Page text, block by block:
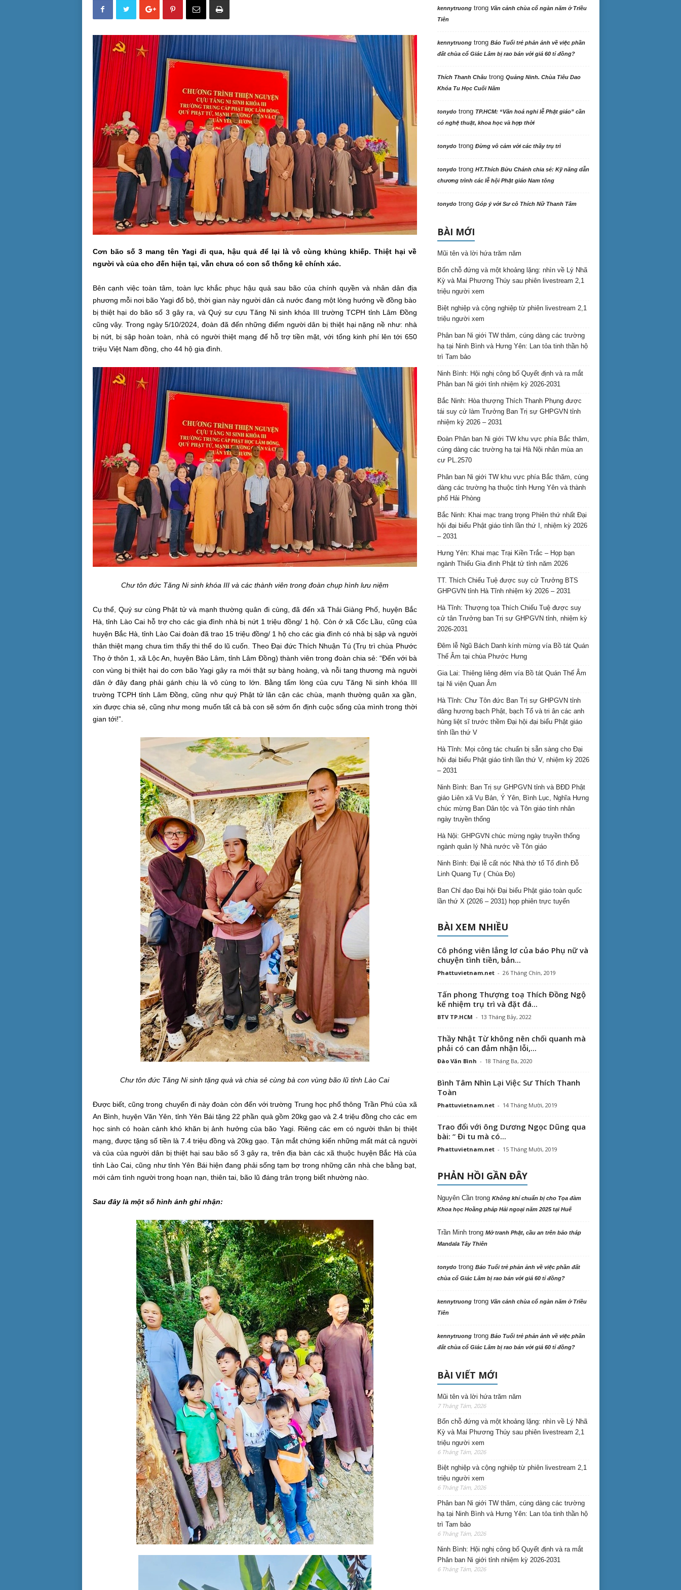
Cơn bão số 3 mang tên Yagi đi qua, hậu quả để lại là vô cùng khủng khiếp. Thiệt hại về
người và của cho đến hiện tại, vẫn chưa có con số thống kê chính xác.
Bên cạnh việc toàn tâm, toàn lực khắc phục hậu quả sau bão của chính quyền và nhân dân địa
phương mỗi nơi bão Yagi đổ bộ, thời gian này người dân cả nước đang một lòng hướng về đồng bào
bị thiệt hại do bão số 3 gây ra, và Quý sư cựu Tăng Ni sinh khóa III trường TCPH tỉnh Lâm Đồng
cũng vậy. Trong ngày 5/10/2024, đoàn đã đến những điểm người dân bị thiệt hại nặng nề như: nhà
bị nứt, bị sập hoàn toàn, nhà có người thiệt mạng để hỗ trợ tiền mặt, với tổng kinh phí lên tới 650
triệu Việt Nam đồng, cho 44 hộ gia đình.
Chư tôn đức Tăng Ni sinh khóa III và các thành viên trong đoàn chụp hình lưu niệm
Cụ thể, Quý sư cùng Phật tử và mạnh thường quân đi cùng, đã đến xã Thải Giàng Phố, huyện Bắc
Hà, tỉnh Lào Cai hỗ trợ cho các gia đình nhà bị nứt 1 triệu đồng/ 1 hộ. Còn ở xã Cốc Lầu, cũng của
huyện Bắc Hà, tỉnh Lào Cai đoàn đã trao 15 triệu đồng/ 1 hộ cho các gia đình có nhà bị sập và người
thân thiệt mạng chưa tìm thấy thi thể do lũ cuốn. Theo Đại đức Thích Nhuận Tú (Trụ trì chùa Phước
Thọ ở thôn 1, xã Lộc An, huyện Bảo Lâm, tỉnh Lâm Đồng) thành viên trong đoàn chia sẻ: “Đến với bà
con vùng bị thiệt hại do cơn bão Yagi gây ra mới thật sự bàng hoàng, và nỗi tang thương mà người
dân ở đây đang phải gánh chịu là vô cùng to lớn. Bằng tấm lòng của cựu Tăng Ni sinh khóa III
trường TCPH tỉnh Lâm Đồng, cũng như quý Phật tử lân cận các chùa, mạnh thường quân xa gần,
xin được chia sẻ, cũng như mong muốn tất cả bà con sẽ sớm ổn định cuộc sống của mình trong thời
gian tới!”.
Chư tôn đức Tăng Ni sinh tặng quà và chia sẻ cùng bà con vùng bão lũ tỉnh Lào Cai
Được biết, cũng trong chuyến đi này đoàn còn đến với trường Trung học phổ thông Trần Phú của xã
An Bình, huyện Văn Yên, tỉnh Yên Bái tặng 22 phần quà gồm 20kg gạo và 2.4 triệu đồng cho các em
học sinh có hoàn cảnh khó khăn bị ảnh hưởng của bão Yagi. Riêng các em có người thân bị thiệt
mạng, được tặng số tiền là 7.4 triệu đồng và 20kg gạo. Tận mắt chứng kiến những mất mát cả người
và của của người dân bị thiệt hại sau bão số 3 gây ra, trên địa bàn các xã thuộc huyện Bắc Hà của
tỉnh Lào Cai, cũng như tỉnh Yên Bái hiện đang phải sống tạm bợ trong những căn nhà che bằng bạt,
mới cảm tình người trong hoạn nạn, thiên tai, bão lũ đáng trân trọng biết nhường nào.
Sau đây là một số hình ảnh ghi nhận:
kennytruongtrong Vãn cảnh chùa cổ ngàn năm ở Triều
Tiên
kennytruongtrong Báo Tuổi trẻ phản ảnh về việc phần
đất chùa cổ Giác Lâm bị rao bán với giá 60 tỉ đồng?
Thích Thanh Châutrong Quảng Ninh. Chùa Tiêu Dao
Khóa Tu Học Cuối Năm
tonydotrong TP.HCM: “Văn hoá nghi lễ Phật giáo” cần
có nghệ thuật, khoa học và hợp thời
tonydotrong Đừng vô cảm với các thầy trụ trì
tonydotrong HT.Thích Bửu Chánh chia sẻ: Kỹ năng dẫn
chương trình các lễ hội Phật giáo Nam tông
tonydotrong Góp ý với Sư cô Thích Nữ Thanh Tâm
BÀI MỚI
Mũi tên và lời hứa trăm năm
Bốn chỗ đứng và một khoảng lặng: nhìn về Lý Nhã
Kỳ và Mai Phương Thúy sau phiên livestream 2,1
triệu người xem
Biệt nghiệp và cộng nghiệp từ phiên livestream 2,1
triệu người xem
Phân ban Ni giới TW thăm, cúng dàng các trường
hạ tại Ninh Bình và Hưng Yên: Lan tỏa tinh thần hộ
trì Tam bảo
Ninh Bình: Hội nghị công bố Quyết định và ra mắt
Phân ban Ni giới tỉnh nhiệm kỳ 2026-2031
Bắc Ninh: Hòa thượng Thích Thanh Phụng được
tái suy cử làm Trưởng Ban Trị sự GHPGVN tỉnh
nhiệm kỳ 2026 – 2031
Đoàn Phân ban Ni giới TW khu vực phía Bắc thăm,
cúng dàng các trường hạ tại Hà Nội nhân mùa an
cư PL.2570
Phân ban Ni giới TW khu vực phía Bắc thăm, cúng
dàng các trường hạ thuộc tỉnh Hưng Yên và thành
phố Hải Phòng
Bắc Ninh: Khai mạc trang trọng Phiên thứ nhất Đại
hội đại biểu Phật giáo tỉnh lần thứ I, nhiệm kỳ 2026
– 2031
Hưng Yên: Khai mạc Trại Kiền Trắc – Họp bạn
ngành Thiếu Gia đình Phật tử tỉnh năm 2026
TT. Thích Chiếu Tuệ được suy cử Trưởng BTS
GHPGVN tỉnh Hà Tĩnh nhiệm kỳ 2026 – 2031
Hà Tĩnh: Thượng tọa Thích Chiếu Tuệ được suy
cử tân Trưởng ban Trị sự GHPGVN tỉnh, nhiệm kỳ
2026-2031
Đêm lễ Ngũ Bách Danh kính mừng vía Bồ tát Quán
Thế Âm tại chùa Phước Hưng
Gia Lai: Thiêng liêng đêm vía Bồ tát Quán Thế Âm
tại Ni viện Quan Âm
Hà Tĩnh: Chư Tôn đức Ban Trị sự GHPGVN tỉnh
dâng hương bạch Phật, bạch Tổ và tri ân các anh
hùng liệt sĩ trước thềm Đại hội đại biểu Phật giáo
tỉnh lần thứ V
Hà Tĩnh: Mọi công tác chuẩn bị sẵn sàng cho Đại
hội đại biểu Phật giáo tỉnh lần thứ V, nhiệm kỳ 2026
– 2031
Ninh Bình: Ban Trị sự GHPGVN tỉnh và BĐD Phật
giáo Liên xã Vụ Bản, Ý Yên, Bình Lục, Nghĩa Hưng
chúc mừng Ban Dân tộc và Tôn giáo tỉnh nhân
ngày truyền thống
Hà Nội: GHPGVN chúc mừng ngày truyền thống
ngành quản lý Nhà nước về Tôn giáo
Ninh Bình: Đại lễ cất nóc Nhà thờ tổ Tổ đình Đỗ
Linh Quang Tự ( Chùa Đọ)
Ban Chỉ đạo Đại hội Đại biểu Phật giáo toàn quốc
lần thứ X (2026 – 2031) họp phiên trực tuyến
BÀI XEM NHIỀU
Cô phóng viên lẳng lơ của báo Phụ nữ và
chuyện tình tiền, bản...
Phattuvietnam.net - 26 Tháng Chín, 2019
Tấn phong Thượng toạ Thích Đồng Ngộ
kế nhiệm trụ trì và đặt đá...
BTV TP.HCM - 13 Tháng Bảy, 2022
Thầy Nhật Từ không nên chối quanh mà
phải có can đảm nhận lỗi,...
Đào Văn Bình - 18 Tháng Ba, 2020
Bình Tâm Nhìn Lại Việc Sư Thích Thanh
Toàn
Phattuvietnam.net - 14 Tháng Mười, 2019
Trao đổi với ông Dương Ngọc Dũng qua
bài: “ Đi tu mà có...
Phattuvietnam.net - 15 Tháng Mười, 2019
PHẢN HỒI GẦN ĐÂY
Nguyên Cầntrong Không khí chuẩn bị cho Tọa đàm
Khoa học Hoằng pháp Hải ngoại năm 2025 tại Huế
Trần Minhtrong Mở tranh Phật, cầu an trên bảo tháp
Mandala Tây Thiên
tonydotrong Báo Tuổi trẻ phản ảnh về việc phần đất
chùa cổ Giác Lâm bị rao bán với giá 60 tỉ đồng?
kennytruongtrong Vãn cảnh chùa cổ ngàn năm ở Triều
Tiên
kennytruongtrong Báo Tuổi trẻ phản ảnh về việc phần
đất chùa cổ Giác Lâm bị rao bán với giá 60 tỉ đồng?
BÀI VIẾT MỚI
Mũi tên và lời hứa trăm năm
7 Tháng Tám, 2026
Bốn chỗ đứng và một khoảng lặng: nhìn về Lý Nhã
Kỳ và Mai Phương Thúy sau phiên livestream 2,1
triệu người xem
6 Tháng Tám, 2026
Biệt nghiệp và cộng nghiệp từ phiên livestream 2,1
triệu người xem
6 Tháng Tám, 2026
Phân ban Ni giới TW thăm, cúng dàng các trường
hạ tại Ninh Bình và Hưng Yên: Lan tỏa tinh thần hộ
trì Tam bảo
6 Tháng Tám, 2026
Ninh Bình: Hội nghị công bố Quyết định và ra mắt
Phân ban Ni giới tỉnh nhiệm kỳ 2026-2031
6 Tháng Tám, 2026